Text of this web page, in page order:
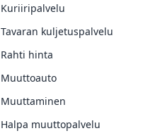
Kuriiripalvelu
Tavaran kuljetuspalvelu
Rahti hinta
Muuttoauto
Muuttaminen
Halpa muuttopalvelu